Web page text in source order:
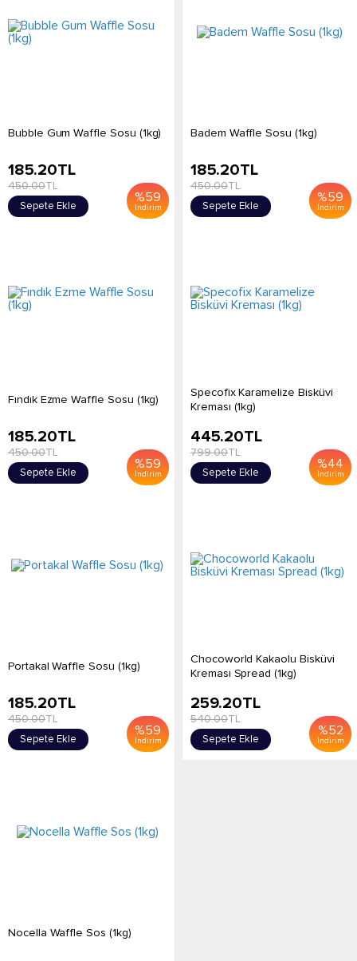
Bubble Gum Waffle Sosu (1kg)
%59
İndirim
185.20TL
450.00TL
Sepete Ekle
Badem Waffle Sosu (1kg)
%59
İndirim
185.20TL
450.00TL
Sepete Ekle
Fındık Ezme Waffle Sosu (1kg)
%59
İndirim
185.20TL
450.00TL
Sepete Ekle
Specofix Karamelize Bisküvi
Kreması (1kg)
%44
İndirim
445.20TL
799.00TL
Sepete Ekle
Portakal Waffle Sosu (1kg)
%59
İndirim
185.20TL
450.00TL
Sepete Ekle
Chocoworld Kakaolu Bisküvi
Kreması Spread (1kg)
%52
İndirim
259.20TL
540.00TL
Sepete Ekle
Nocella Waffle Sos (1kg)